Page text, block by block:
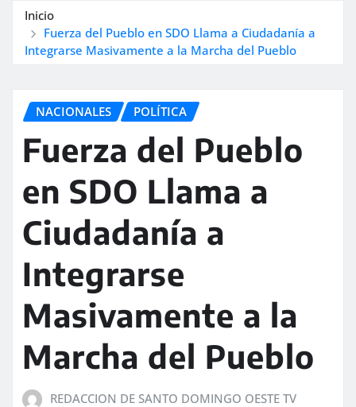
Inicio
Fuerza del Pueblo en SDO Llama a Ciudadanía a
Integrarse Masivamente a la Marcha del Pueblo
NACIONALES POLÍTICA
Fuerza del Pueblo
en SDO Llama a
Ciudadanía a
Integrarse
Masivamente a la
Marcha del Pueblo
REDACCION DE SANTO DOMINGO OESTE TV